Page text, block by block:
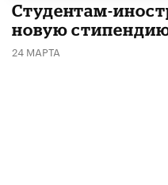
Студентам-
новую
24 МАРТА